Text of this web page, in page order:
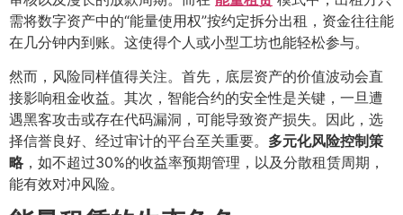
需将数字资产中的“能量使用权”按约定拆分出租，资金往往能
在几分钟内到账。这使得个人或小型工坊也能轻松参与。
然而，风险同样值得关注。首先，底层资产的价值波动会直
接影响租金收益。其次，智能合约的安全性是关键，一旦遭
遇黑客攻击或存在代码漏洞，可能导致资产损失。因此，选
择信誉良好、经过审计的平台至关重要。 多元化风险控制策
略，如不超过30%的收益率预期管理，以及分散租赁周期，
能有效对冲风险。